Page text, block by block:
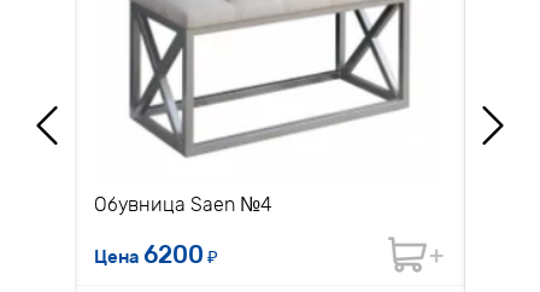
Обувница Saen №4
Цена 6200 ₽